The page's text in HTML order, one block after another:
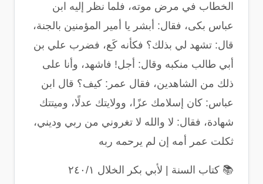
الخطاب في مرض موته، فلما نظر إليه ابن
عباس بكى، فقال: أبشر يا أمير المؤمنين بالجنة،
قال: تشهد لي بذلك؟ فكأنه كَع، فضرب علي بن
أبي طالب منكبه وقال: أجل! فاشهد، وأنا على
ذلك من الشاهدين، فقال عمر: كيف؟ قال ابن
عباس: كان إسلامك عزًا، وولايتك عدلًا، وميتتك
شهادة، فقال: لا والله لا تغروني من ربي وديني،
ثكلت عمر أمه إن لم يرحمه ربه
📚 كتاب السنة | لأبي بكر الخلال ٢٤٠/١